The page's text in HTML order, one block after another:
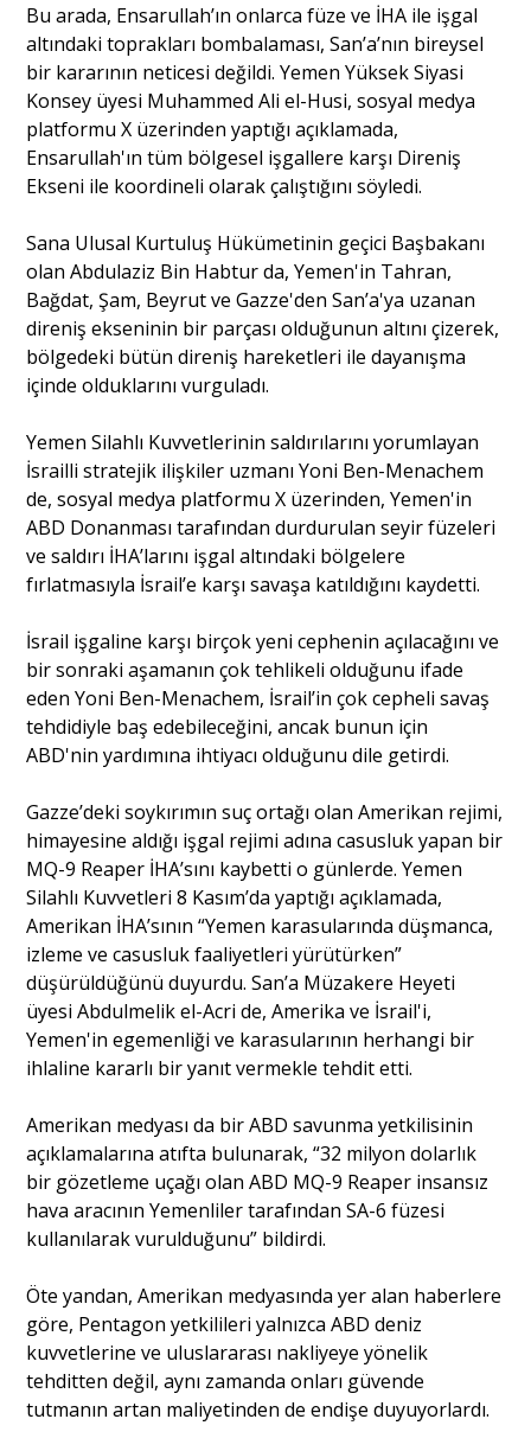
Bu arada, Ensarullah’ın onlarca füze ve İHA ile işgal
altındaki toprakları bombalaması, San’a’nın bireysel
bir kararının neticesi değildi. Yemen Yüksek Siyasi
Konsey üyesi Muhammed Ali el-Husi, sosyal medya
platformu X üzerinden yaptığı açıklamada,
Ensarullah'ın tüm bölgesel işgallere karşı Direniş
Ekseni ile koordineli olarak çalıştığını söyledi.
Sana Ulusal Kurtuluş Hükümetinin geçici Başbakanı
olan Abdulaziz Bin Habtur da, Yemen'in Tahran,
Bağdat, Şam, Beyrut ve Gazze'den San’a'ya uzanan
direniş ekseninin bir parçası olduğunun altını çizerek,
bölgedeki bütün direniş hareketleri ile dayanışma
içinde olduklarını vurguladı.
Yemen Silahlı Kuvvetlerinin saldırılarını yorumlayan
İsrailli stratejik ilişkiler uzmanı Yoni Ben-Menachem
de, sosyal medya platformu X üzerinden, Yemen'in
ABD Donanması tarafından durdurulan seyir füzeleri
ve saldırı İHA’larını işgal altındaki bölgelere
fırlatmasıyla İsrail’e karşı savaşa katıldığını kaydetti.
İsrail işgaline karşı birçok yeni cephenin açılacağını ve
bir sonraki aşamanın çok tehlikeli olduğunu ifade
eden Yoni Ben-Menachem, İsrail’in çok cepheli savaş
tehdidiyle baş edebileceğini, ancak bunun için
ABD'nin yardımına ihtiyacı olduğunu dile getirdi.
Gazze’deki soykırımın suç ortağı olan Amerikan rejimi,
himayesine aldığı işgal rejimi adına casusluk yapan bir
MQ-9 Reaper İHA’sını kaybetti o günlerde. Yemen
Silahlı Kuvvetleri 8 Kasım’da yaptığı açıklamada,
Amerikan İHA’sının “Yemen karasularında düşmanca,
izleme ve casusluk faaliyetleri yürütürken”
düşürüldüğünü duyurdu. San’a Müzakere Heyeti
üyesi Abdulmelik el-Acri de, Amerika ve İsrail'i,
Yemen'in egemenliği ve karasularının herhangi bir
ihlaline kararlı bir yanıt vermekle tehdit etti.
Amerikan medyası da bir ABD savunma yetkilisinin
açıklamalarına atıfta bulunarak, “32 milyon dolarlık
bir gözetleme uçağı olan ABD MQ-9 Reaper insansız
hava aracının Yemenliler tarafından SA-6 füzesi
kullanılarak vurulduğunu” bildirdi.
Öte yandan, Amerikan medyasında yer alan haberlere
göre, Pentagon yetkilileri yalnızca ABD deniz
kuvvetlerine ve uluslararası nakliyeye yönelik
tehditten değil, aynı zamanda onları güvende
tutmanın artan maliyetinden de endişe duyuyorlardı.